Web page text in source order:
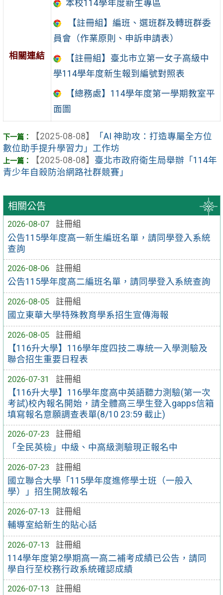
相關公告
2026-08-07
註冊組
公告115學年度高一新生編班名單，請同學登入系統
查詢
2026-08-06
註冊組
公告115學年度高二編班名單，請同學登入系統查詢
2026-08-05
註冊組
國立東華大學特殊教育學系招生宣傳海報
2026-08-05
註冊組
【116升大學】116學年度四技二專統一入學測驗及
聯合招生重要日程表
2026-07-31
註冊組
【116升大學】116學年度高中英語聽力測驗(第一次
考試)校內報名開始，請全體高三學生登入gapps信箱
填寫報名意願調查表單(8/10 23:59 截止)
2026-07-23
註冊組
「全民英檢」中級、中高級測驗現正報名中
2026-07-23
註冊組
國立聯合大學「115學年度進修學士班（一般入
學）」招生開放報名
2026-07-13
註冊組
輔導室給新生的貼心話
2026-07-13
註冊組
114學年度第2學期高一高二補考成績已公告，請同
學自行至校務行政系統確認成績
2026-07-13
註冊組
相關連結
本校114學年度新生專區
【註冊組】編班、選班群及轉班群委
員會（作業原則、申訴申請表）
【註冊組】臺北市立第一女子高級中
學114學年度新生報到編號對照表
【總務處】114學年度第一學期教室平
面圖
【2025-08-08】
「AI 神助攻：打造專屬全方位
數位助手提升學習力」工作坊
【2025-08-08】 臺北市政府衛生局舉辦「114年
青少年自殺防治網路社群競賽」